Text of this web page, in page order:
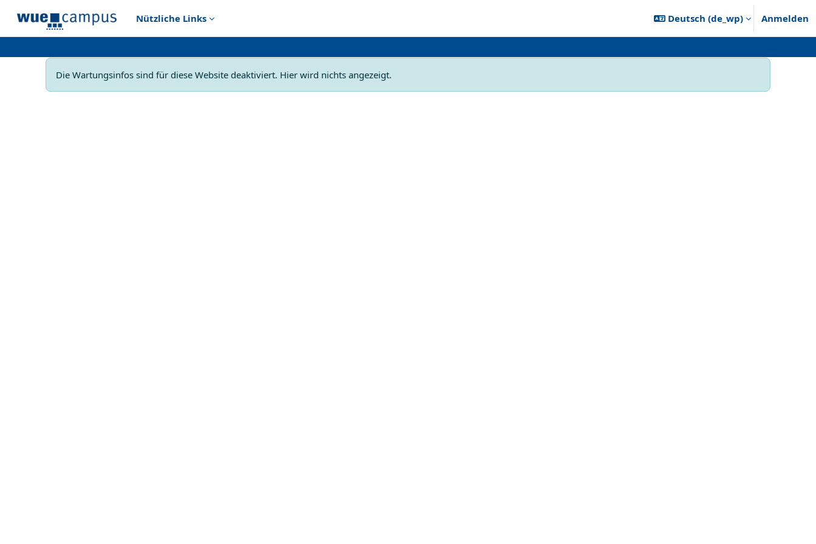
Nützliche Links
Deutsch ‎(de_wp)‎ Anmelden
Die Wartungsinfos sind für diese Website deaktiviert. Hier wird nichts angezeigt.